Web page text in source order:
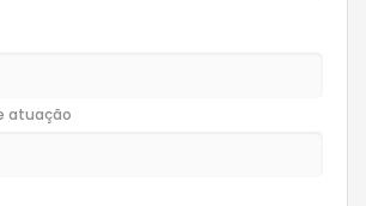
atuação